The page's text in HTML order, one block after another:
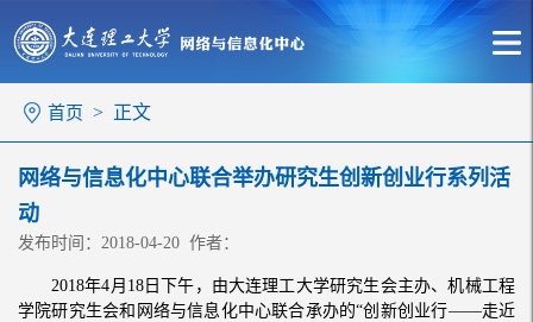
首页 > 正文
网络与信息化中心联合举办研究生创新创业行系列活
动
发布时间：2018-04-20 作者：
2018年4月18日下午，由大连理工大学研究生会主办、机械工程
学院研究生会和网络与信息化中心联合承办的“创新创业行——走近